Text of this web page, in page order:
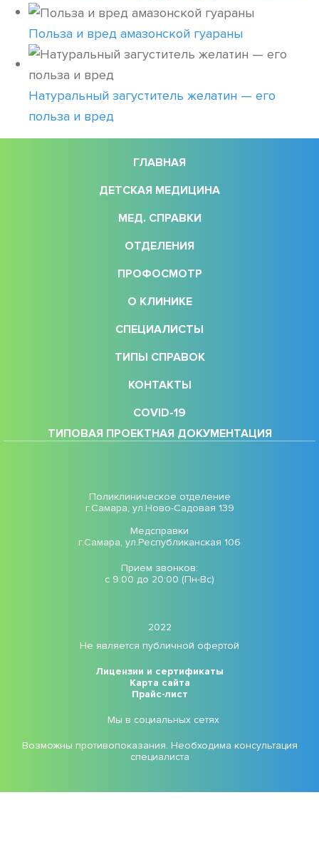
Польза и вред амазонской гуараны
Натуральный загуститель желатин — его
польза и вред
ГЛАВНАЯ
ДЕТСКАЯ МЕДИЦИНА
МЕД. СПРАВКИ
ОТДЕЛЕНИЯ
ПРОФОСМОТР
О КЛИНИКЕ
СПЕЦИАЛИСТЫ
ТИПЫ СПРАВОК
КОНТАКТЫ
COVID-19
ТИПОВАЯ ПРОЕКТНАЯ ДОКУМЕНТАЦИЯ
Поликлиническое отделение
г.Самара, ул.Ново-Садовая 139
Медсправки
г.Самара, ул.Республиканская 106
Прием звонков:
с 9:00 до 20:00 (Пн-Вс)
2022
Не является публичной офертой
Лицензии и сертификаты
Карта сайта
Прайс-лист
Мы в социальных сетях
Возможны противопоказания. Необходима консультация
специалиста